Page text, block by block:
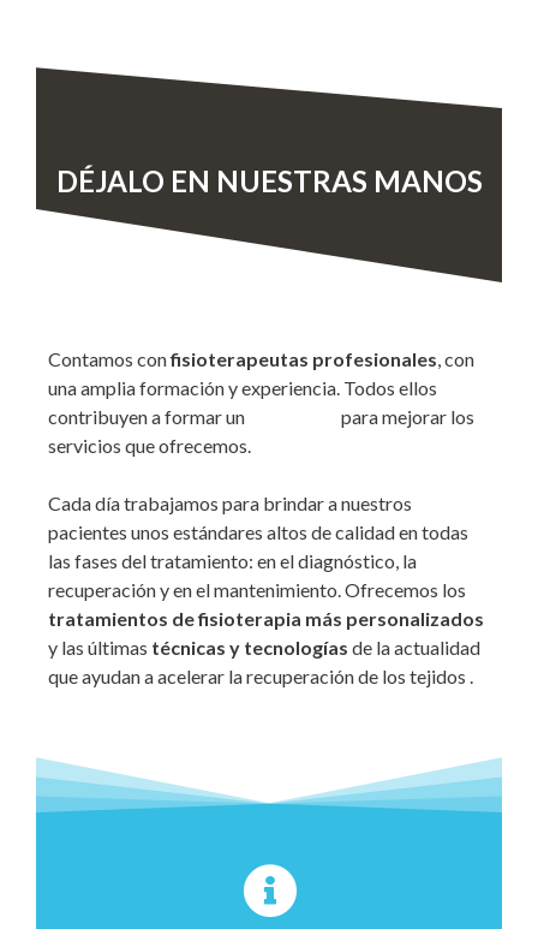
DÉJALO EN NUESTRAS MANOS
Contamos confisioterapeutas profesionales , con
una amplia formación y experiencia. Todos ellos
contribuyen a formar un
para mejorar los
servicios que ofrecemos.
Cada día trabajamos para brindar a nuestros
pacientes unos estándares altos de calidad en todas
las fases del tratamiento: en el diagnóstico, la
recuperación y en el mantenimiento. Ofrecemos los
tratamientos de fisioterapia más personalizados
y las últimas técnicas y tecnologías de la actualidad
que ayudan a acelerar la recuperación de los tejidos .